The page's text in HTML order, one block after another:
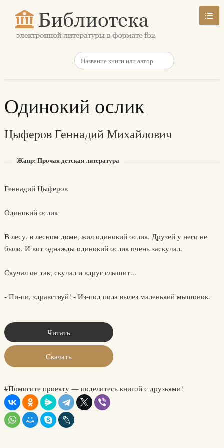
Одинокий ослик
Цыферов Геннадий Михайлович
Жанр: Прочая детская литература
Геннадий Цыферов
Одинокий ослик
В лесу, в лесном доме, жил одинокий ослик. Друзей у него не
было. И вот однажды одинокий ослик очень заскучал.
Скучал он так, скучал и вдруг слышит...
- Пи-пи, здравствуй! - Из-под пола вылез маленький мышонок.
Читать
Скачать
#Помогите проекту — поделитесь книгой с друзьями!